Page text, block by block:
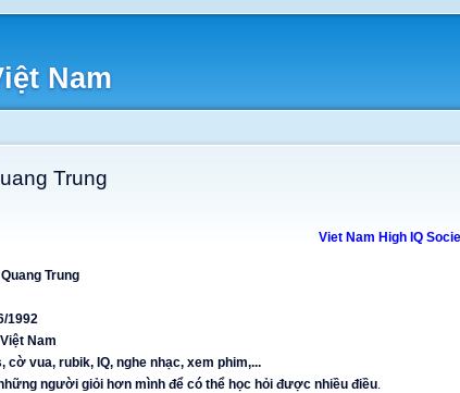
Nam
Trung
Viet Nam High IQ
Trung
1992
Nam
cờ vua, rubik, IQ, nghe nhạc, xem phim,...
người giỏi hơn mình để có thể học hỏi được nhiều điều